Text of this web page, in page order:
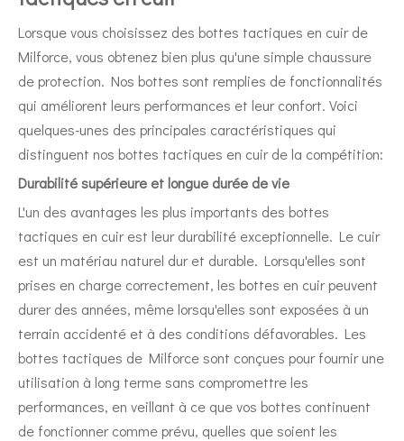
Lorsque vous choisissez des bottes tactiques en cuir de
Milforce, vous obtenez bien plus qu'une simple chaussure
de protection. Nos bottes sont remplies de fonctionnalités
qui améliorent leurs performances et leur confort. Voici
quelques-unes des principales caractéristiques qui
distinguent nos bottes tactiques en cuir de la compétition:
Durabilité supérieure et longue durée de vie
L'un des avantages les plus importants des bottes
tactiques en cuir est leur durabilité exceptionnelle. Le cuir
est un matériau naturel dur et durable. Lorsqu'elles sont
prises en charge correctement, les bottes en cuir peuvent
durer des années, même lorsqu'elles sont exposées à un
terrain accidenté et à des conditions défavorables. Les
bottes tactiques de Milforce sont conçues pour fournir une
utilisation à long terme sans compromettre les
performances, en veillant à ce que vos bottes continuent
de fonctionner comme prévu, quelles que soient les